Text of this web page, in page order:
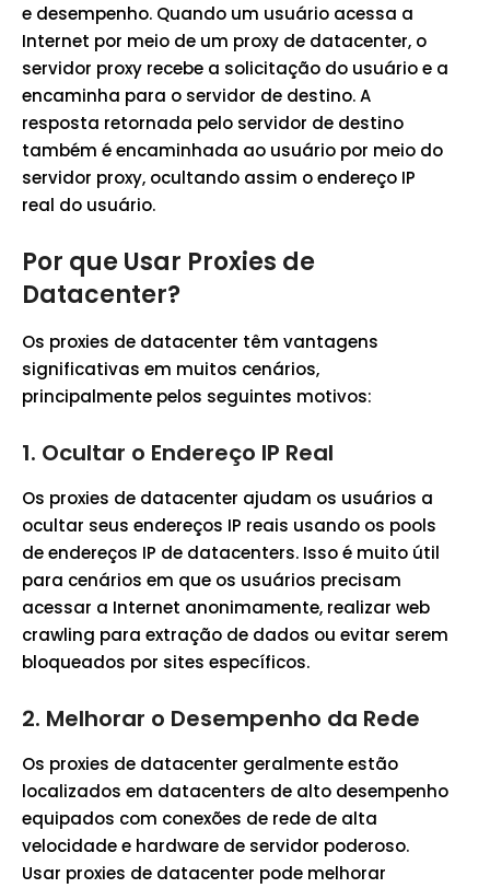
e desempenho. Quando um usuário acessa a
Internet por meio de um proxy de datacenter, o
servidor proxy recebe a solicitação do usuário e a
encaminha para o servidor de destino. A
resposta retornada pelo servidor de destino
também é encaminhada ao usuário por meio do
servidor proxy, ocultando assim o endereço IP
real do usuário.
Por que Usar Proxies de
Datacenter?
Os proxies de datacenter têm vantagens
significativas em muitos cenários,
principalmente pelos seguintes motivos:
1. Ocultar o Endereço IP Real
Os proxies de datacenter ajudam os usuários a
ocultar seus endereços IP reais usando os pools
de endereços IP de datacenters. Isso é muito útil
para cenários em que os usuários precisam
acessar a Internet anonimamente, realizar web
crawling para extração de dados ou evitar serem
bloqueados por sites específicos.
2. Melhorar o Desempenho da Rede
Os proxies de datacenter geralmente estão
localizados em datacenters de alto desempenho
equipados com conexões de rede de alta
velocidade e hardware de servidor poderoso.
Usar proxies de datacenter pode melhorar